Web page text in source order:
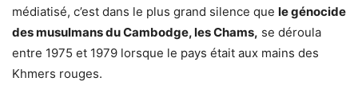
médiatisé, c’est dans le plus grand silence que le génocide
des musulmans du Cambodge, les Chams, se déroula
entre 1975 et 1979 lorsque le pays était aux mains des
Khmers rouges.